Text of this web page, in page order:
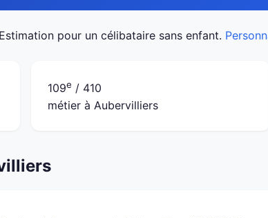
pour un célibataire sans enfant.
109e / 410
métier à Aubervilliers